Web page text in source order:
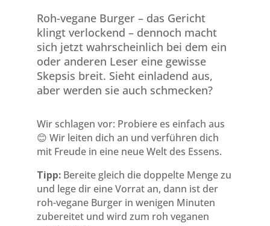
Roh-vegane Burger – das Gericht
klingt verlockend – dennoch macht
sich jetzt wahrscheinlich bei dem ein
oder anderen Leser eine gewisse
Skepsis breit. Sieht einladend aus,
aber werden sie auch schmecken?
Wir schlagen vor: Probiere es einfach aus
😊 Wir leiten dich an und verführen dich
mit Freude in eine neue Welt des Essens.
Tipp:Bereite gleich die doppelte Menge zu
und lege dir eine Vorrat an, dann ist der
roh-vegane Burger in wenigen Minuten
zubereitet und wird zum roh veganen